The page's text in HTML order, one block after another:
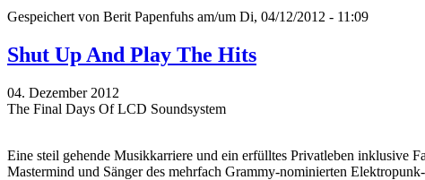
Gespeichert von Berit Papenfuhs am/um Di, 04/12/2012 - 11:09
Shut Up And Play The Hits
04. Dezember 2012
The Final Days Of LCD Soundsystem
Eine steil gehende Musikkarriere und ein erfülltes Privatleben inklusive
Mastermind und Sänger des mehrfach Grammy-nominierten